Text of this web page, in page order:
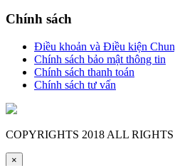
Chính sách
Điều khoản và Điều kiện
Chính sách bảo mật thông tin
Chính sách thanh toán
Chính sách tư vấn
COPYRIGHTS 2018 ALL
×